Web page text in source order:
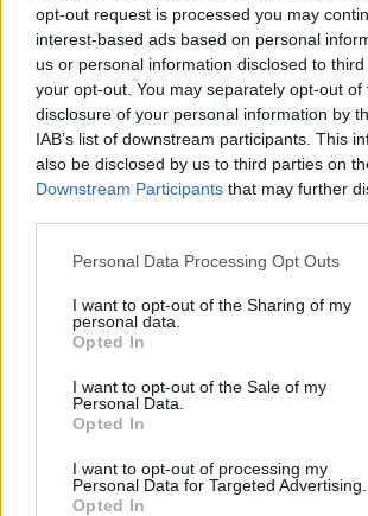
opt-out request is processed you may
interest-based ads based on personal
us or personal information disclosed to
your opt-out. You may separately opt-out of
disclosure of your personal information by
IAB’s list of downstream participants. This
also be disclosed by us to third parties on
Downstream Participants that may further
Personal Data Processing Opt Outs
I want to opt-out of the Sharing of my
personal data.
Opted In
I want to opt-out of the Sale of my
Personal Data.
Opted In
I want to opt-out of processing my
Personal Data for Targeted Advertising.
Opted In
2024. július 17., szerda
Autósok, figyelem!
lesznek Marosvásárhely